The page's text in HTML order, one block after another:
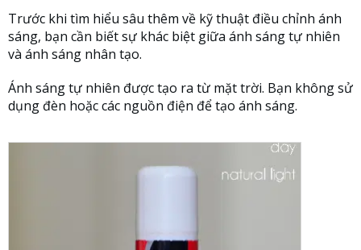
Trước khi tìm hiểu sâu thêm về kỹ thuật điều chỉnh ánh
sáng, bạn cần biết sự khác biệt giữa ánh sáng tự nhiên
và ánh sáng nhân tạo.
Ánh sáng tự nhiên được tạo ra từ mặt trời. Bạn không sử
dụng đèn hoặc các nguồn điện để tạo ánh sáng.